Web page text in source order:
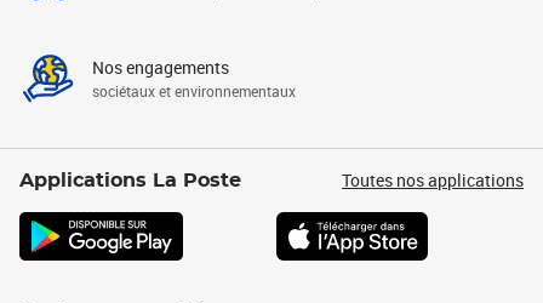
Nos engagements
sociétaux et environnementaux
Applications La Poste Toutes nos applications